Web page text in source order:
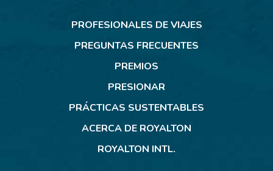
Cancun
PROFESIONALES DE VIAJES
PREGUNTAS FRECUENTES
PREMIOS
PRESIONAR
PRÁCTICAS SUSTENTABLES
ACERCA DE ROYALTON
ROYALTON INTL.